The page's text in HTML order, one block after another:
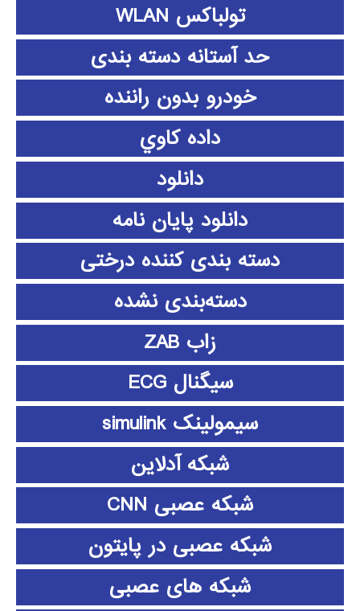
تولباکس WLAN
حد آستانه دسته بندی
خودرو بدون راننده
داده كاوي
دانلود
دانلود پايان نامه
دسته بندی کننده درختی
دسته‌بندی نشده
زاب ZAB
سیگنال ECG
سیمولینک simulink
شبکه آدلاین
شبکه عصبی CNN
شبکه عصبی در پایتون
شبکه های عصبی